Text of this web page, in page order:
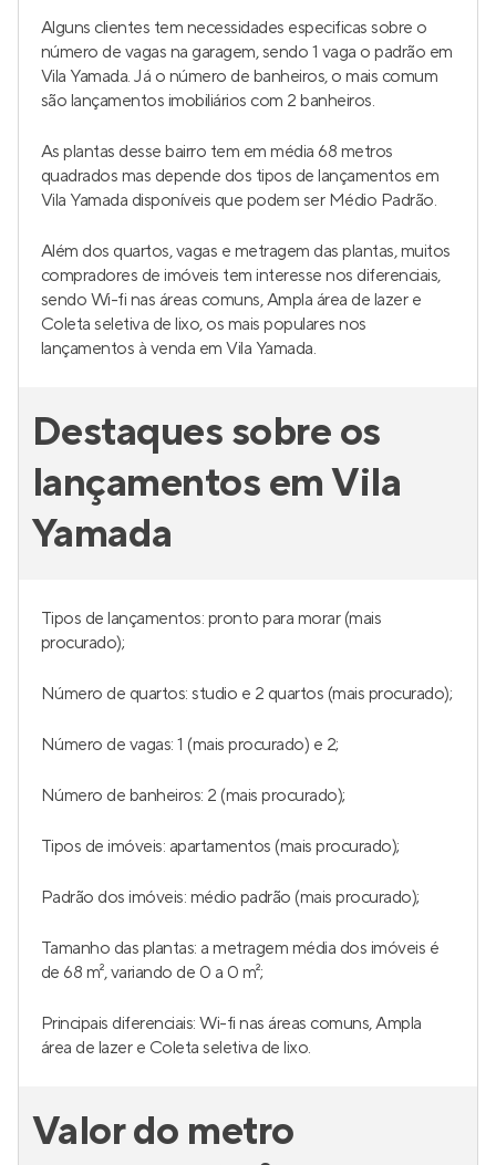
Alguns clientes tem necessidades especificas sobre o
número de vagas na garagem, sendo 1 vaga o padrão em
Vila Yamada. Já o número de banheiros, o mais comum
são lançamentos imobiliários com 2 banheiros.
As plantas desse bairro tem em média 68 metros
quadrados mas depende dos tipos de lançamentos em
Vila Yamada disponíveis que podem ser Médio Padrão.
Além dos quartos, vagas e metragem das plantas, muitos
compradores de imóveis tem interesse nos diferenciais,
sendo Wi-fi nas áreas comuns, Ampla área de lazer e
Coleta seletiva de lixo, os mais populares nos
lançamentos à venda em Vila Yamada.
Destaques sobre os
lançamentos em Vila
Yamada
Tipos de lançamentos: pronto para morar (mais
procurado);
Número de quartos: studio e 2 quartos (mais procurado);
Número de vagas: 1 (mais procurado) e 2;
Número de banheiros: 2 (mais procurado);
Tipos de imóveis: apartamentos (mais procurado);
Padrão dos imóveis: médio padrão (mais procurado);
Tamanho das plantas: a metragem média dos imóveis é
de 68 m², variando de 0 a 0 m²;
Principais diferenciais: Wi-fi nas áreas comuns, Ampla
área de lazer e Coleta seletiva de lixo.
Valor do metro